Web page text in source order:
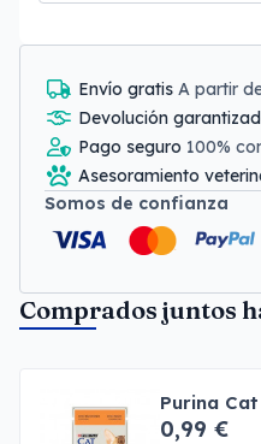
Envío gratis A partir
Devolución
Pago seguro 100%
Asesoramiento
Somos de confianza
Comprados juntos
Purina
0,99 €